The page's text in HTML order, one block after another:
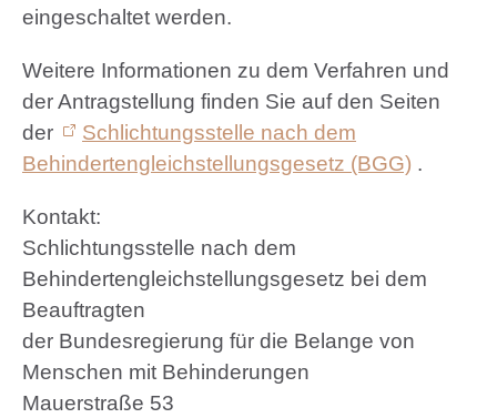
eingeschaltet werden.
Weitere Informationen zu dem Verfahren und
der Antragstellung finden Sie auf den Seiten
der
Schlichtungsstelle nach dem
Behindertengleichstellungsgesetz (BGG) .
Kontakt:
Schlichtungsstelle nach dem
Behindertengleichstellungsgesetz bei dem
Beauftragten
der Bundesregierung für die Belange von
Menschen mit Behinderungen
Mauerstraße 53